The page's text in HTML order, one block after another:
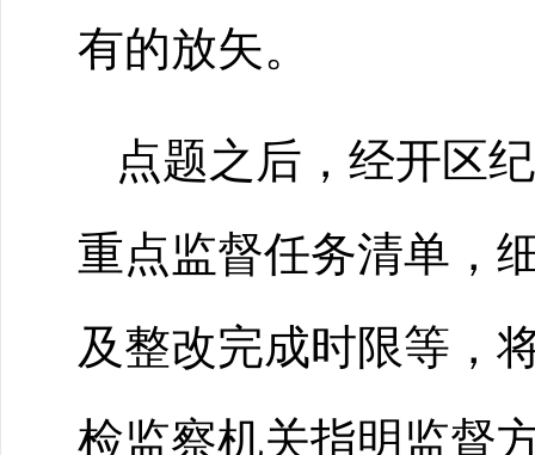
有的放矢。
点题之后，经开区
重点监督任务清单，
及整改完成时限等，
检监察机关指明监督